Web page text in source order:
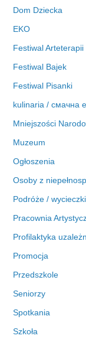
Dom Dziecka
EKO
Festiwal Arteterapii
Festiwal Bajek
Festiwal Pisanki
kulinaria / смачна
Mniejszości
Muzeum
Ogłoszenia
Osoby z
Podróże /
Pracownia
Profilaktyka
Promocja
Przedszkole
Seniorzy
Spotkania
Szkoła